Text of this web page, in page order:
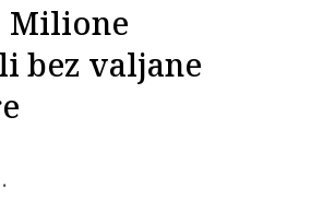
Milione
bez valjane